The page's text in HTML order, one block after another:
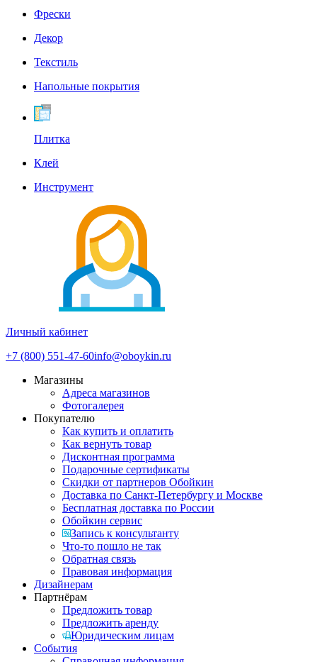
Фрески
Декор
Текстиль
Напольные покрытия
Плитка
Клей
Инструмент
Личный кабинет
+7 (800) 551-47-60info@oboykin.ru
Магазины
Адреса магазинов
Фотогалерея
Покупателю
Как купить и оплатить
Как вернуть товар
Дисконтная программа
Подарочные сертификаты
Скидки от партнеров Обойкин
Доставка по Санкт-Петербургу и Москве
Бесплатная доставка по России
Обойкин сервис
Запись к консультанту
Что-то пошло не так
Обратная связь
Правовая информация
Дизайнерам
Партнёрам
Предложить товар
Предложить аренду
Юридическим лицам
События